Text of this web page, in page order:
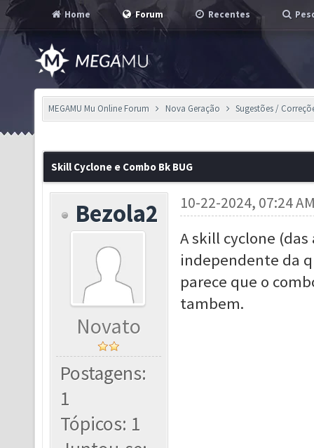
Home Forum Recentes
MEGAMU Mu Online Forum Nova Geração Sugestões /
Skill Cyclone e Combo Bk BUG
Bezola2
Novato
Postagens:
1
Tópicos: 1
10-22-2024, 07:24
A skill cyclone
independente da
parece que o
tambem.